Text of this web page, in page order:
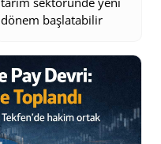
dönem başlatabilir